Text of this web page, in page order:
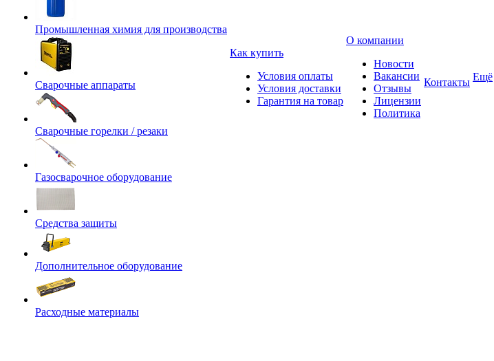
Промышленная химия для производства
Сварочные аппараты
Сварочные горелки / резаки
Газосварочное оборудование
Средства защиты
Дополнительное оборудование
Расходные материалы
Как купить
Условия оплаты
Условия доставки
Гарантия на товар
О компании
Новости
Вакансии
Отзывы
Лицензии
Политика
Контакты Ещё